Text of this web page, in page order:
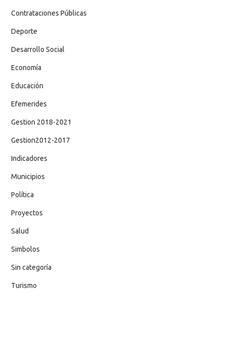
Contrataciones Públicas
Deporte
Desarrollo Social
Economía
Educación
Efemerides
Gestion 2018-2021
Gestion2012-2017
Indicadores
Municipios
Política
Proyectos
Salud
Simbolos
Sin categoría
Turismo